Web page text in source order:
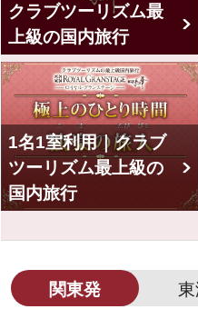
クラブツーリズム最
上級の国内旅行
1名1室利用｜クラブ
ツーリズム最上級の
国内旅行
関東発